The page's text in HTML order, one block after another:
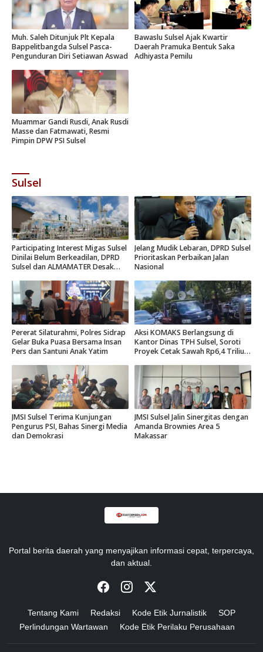
Muh. Saleh Ditunjuk Plt Kepala
Bappelitbangda Sulsel Pasca-
Pengunduran Diri Setiawan Aswad
Bawaslu Sulsel Ajak Kwartir
Daerah Pramuka Bentuk Saka
Adhiyasta Pemilu
Muammar Gandi Rusdi, Anak Rusdi
Masse dan Fatmawati, Resmi
Pimpin DPW PSI Sulsel
Sulsel
Participating Interest Migas Sulsel
Dinilai Belum Berkeadilan, DPRD
Sulsel dan ALMAMATER Desak
Jelang Mudik Lebaran, DPRD Sulsel
Prioritaskan Perbaikan Jalan
Nasional
Pererat Silaturahmi, Polres Sidrap
Gelar Buka Puasa Bersama Insan
Pers dan Santuni Anak Yatim
Aksi KOMAKS Berlangsung di
Kantor Dinas TPH Sulsel, Soroti
Proyek Cetak Sawah Rp6,4 Triliun
JMSI Sulsel Terima Kunjungan
Pengurus PSI, Bahas Sinergi Media
dan Demokrasi
JMSI Sulsel Jalin Sinergitas dengan
Amanda Brownies Area 5
Makassar
Portal berita daerah yang menyajikan informasi cepat, terpercaya,
dan aktual.
Tentang Kami Redaksi Kode Etik Jurnalistik
SOP
Perlindungan Wartawan
Kode Etik Perilaku Perusahaan